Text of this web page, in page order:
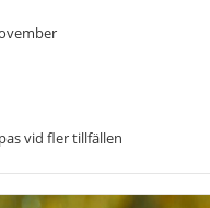
vid fler tillfällen